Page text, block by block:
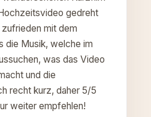
gedreht
mit dem
die Musik, welche im
was das Video
und die
recht kurz, daher 5/5
weiter empfehlen!